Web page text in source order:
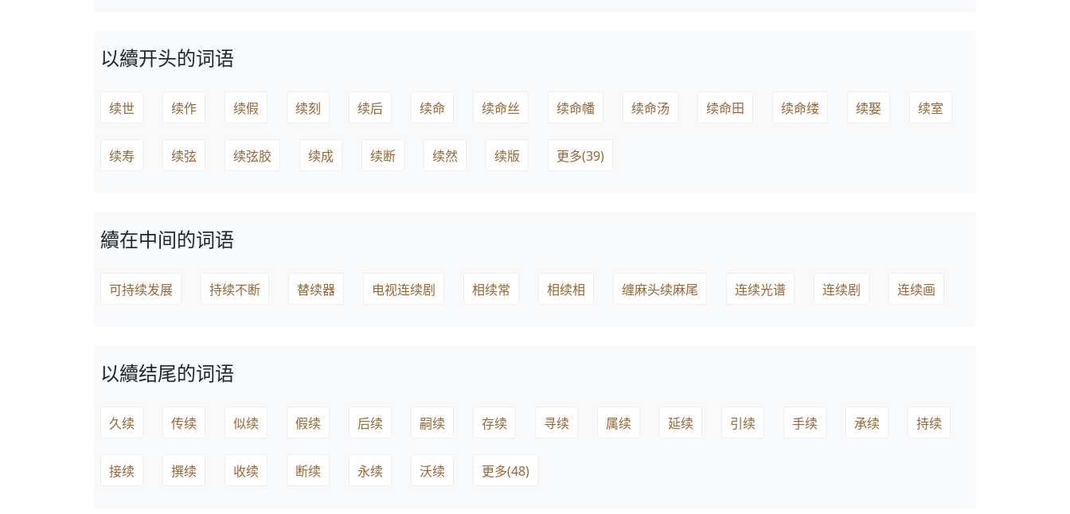
以續开头的词语
续世 续作 续假 续刻 续后 续命 续命丝 续命幡 续命汤 续命田 续命缕 续娶 续室
续寿 续弦 续弦胶 续成 续断 续然 续版 更多(39)
續在中间的词语
可持续发展 持续不断 替续器 电视连续剧 相续常 相续相 缠麻头续麻尾 连续光谱 连续剧 连续画
以續结尾的词语
久续 传续 似续 假续 后续 嗣续 存续 寻续 属续 延续 引续 手续 承续 持续
接续 撰续 收续 断续 永续 沃续 更多(48)